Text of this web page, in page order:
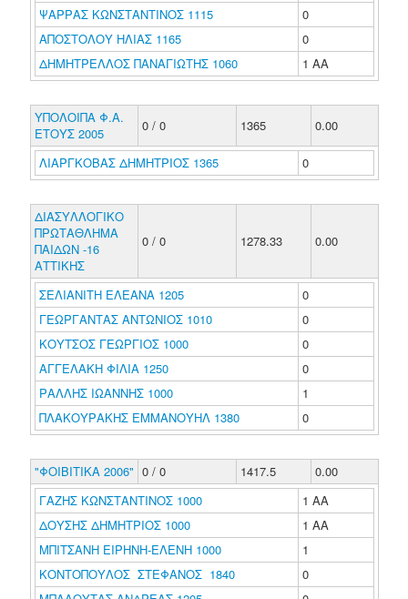
ΨΑΡΡΑΣ ΚΩΝΣΤΑΝΤΙΝΟΣ 1115
0
ΑΠΟΣΤΟΛΟΥ ΗΛΙΑΣ 1165
0
ΔΗΜΗΤΡΕΛΛΟΣ ΠΑΝΑΓΙΩΤΗΣ 1060
1 ΑΑ
ΥΠΟΛΟΙΠΑ Φ.Α.
ΕΤΟΥΣ 2005
0 / 0 1365 0.00
ΛΙΑΡΓΚΟΒΑΣ ΔΗΜΗΤΡΙΟΣ 1365 0
ΔΙΑΣΥΛΛΟΓΙΚΟ
ΠΡΩΤΑΘΛΗΜΑ
ΠΑΙΔΩΝ -16
ΑΤΤΙΚΗΣ
0 / 0 1278.33 0.00
ΣΕΛΙΑΝΙΤΗ ΕΛΕΑΝΑ 1205
0
ΓΕΩΡΓΑΝΤΑΣ ΑΝΤΩΝΙΟΣ 1010
0
ΚΟΥΤΣΟΣ ΓΕΩΡΓΙΟΣ 1000
0
ΑΓΓΕΛΑΚΗ ΦΙΛΙΑ 1250
0
ΡΑΛΛΗΣ ΙΩΑΝΝΗΣ 1000
1
ΠΛΑΚΟΥΡΑΚΗΣ ΕΜΜΑΝΟΥΗΛ 1380
0
"ΦΟΙΒΙΤΙΚΑ 2006" 0 / 0 1417.5
0.00
ΓΑΖΗΣ ΚΩΝΣΤΑΝΤΙΝΟΣ 1000
1 ΑΑ
ΔΟΥΣΗΣ ΔΗΜΗΤΡΙΟΣ 1000
1 ΑΑ
ΜΠΙΤΣΑΝΗ ΕΙΡΗΝΗ-ΕΛΕΝΗ 1000
1
ΚΟΝΤΟΠΟΥΛΟΣ ΣΤΕΦΑΝΟΣ 1840
0